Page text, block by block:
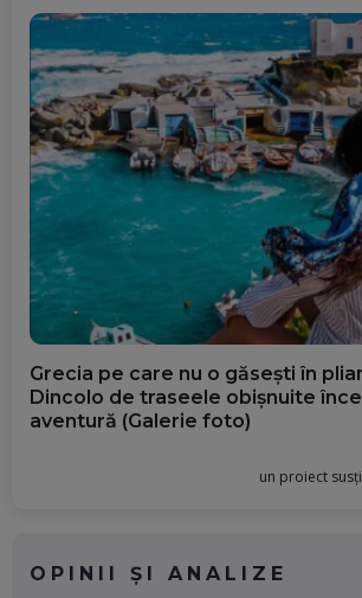
Grecia pe care nu o găsești în
Dincolo de traseele obișnuite
aventură (Galerie foto)
un proiect
OPINII ȘI ANALIZE